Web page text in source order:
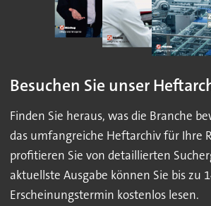
Besuchen Sie unser
Finden Sie heraus, was die Branche
das umfangreiche Heftarchiv für Ihre
profitieren Sie von detaillierten
aktuellste Ausgabe können Sie bis zu
Erscheinungstermin kostenlos lesen.